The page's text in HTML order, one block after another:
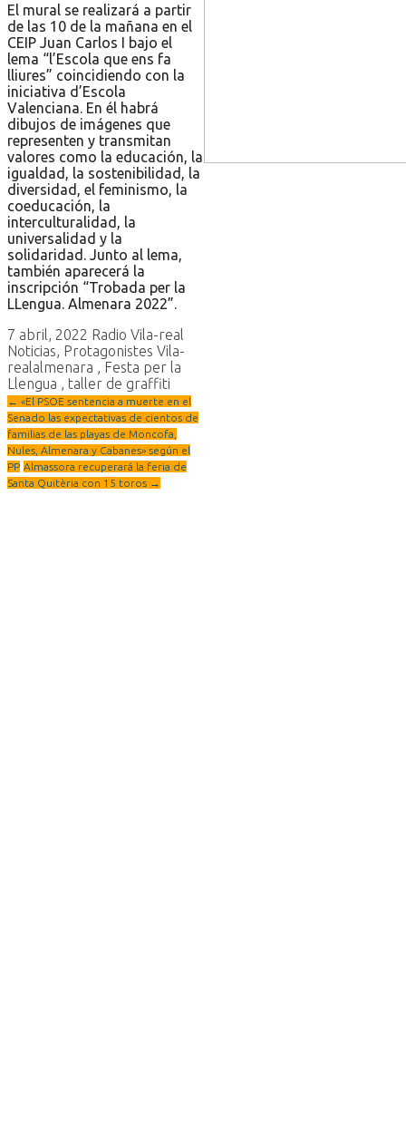
El mural se realizará a partir
de las 10 de la mañana en el
CEIP Juan Carlos I bajo el
lema “l’Escola que ens fa
lliures” coincidiendo con la
iniciativa d’Escola
Valenciana. En él habrá
dibujos de imágenes que
representen y transmitan
valores como la educación, la
igualdad, la sostenibilidad, la
diversidad, el feminismo, la
coeducación, la
interculturalidad, la
universalidad y la
solidaridad. Junto al lema,
también aparecerá la
inscripción “Trobada per la
LLengua. Almenara 2022”.
7 abril, 2022 Radio Vila-real
Noticias, Protagonistes Vila-
realalmenara , Festa per la
Llengua , taller de graffiti
← «El PSOE sentencia a muerte en el
Senado las expectativas de cientos de
familias de las playas de Moncofa,
Nules, Almenara y Cabanes» según el
PP Almassora recuperará la feria de
Santa Quitèria con 15 toros →